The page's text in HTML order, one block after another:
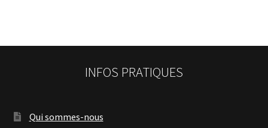
INFOS PRATIQUES
Qui sommes-nous